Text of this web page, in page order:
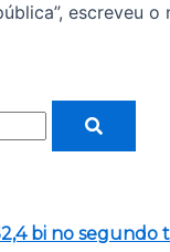
escreveu o
bi no segundo